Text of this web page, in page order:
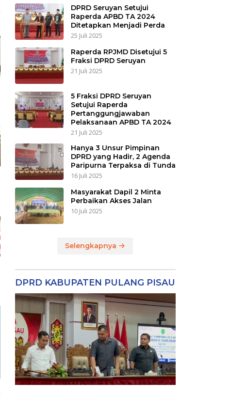
DPRD Seruyan Setujui
Raperda APBD TA 2024
Ditetapkan Menjadi Perda
25 Juli 2025
Raperda RPJMD Disetujui 5
Fraksi DPRD Seruyan
21 Juli 2025
5 Fraksi DPRD Seruyan
Setujui Raperda
Pertanggungjawaban
Pelaksanaan APBD TA 2024
21 Juli 2025
Hanya 3 Unsur Pimpinan
DPRD yang Hadir, 2 Agenda
Paripurna Terpaksa di Tunda
16 Juli 2025
Masyarakat Dapil 2 Minta
Perbaikan Akses Jalan
10 Juli 2025
Selengkapnya
DPRD KABUPATEN PULANG PISAU